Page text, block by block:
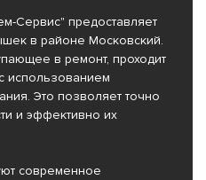
Сервис" предоставляет
в районе Московский.
в ремонт, проходит
использованием
Это позволяет точно
и эффективно их
современное